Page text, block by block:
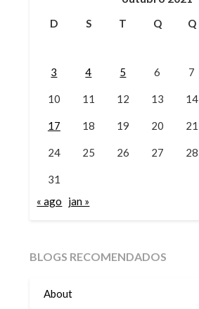
D S T Q Q
3 4 5 6 7
10 11 12 13 14
17 18 19 20 21
24 25 26 27 28
31
« ago
jan »
BLOGS RECOMENDADOS
About